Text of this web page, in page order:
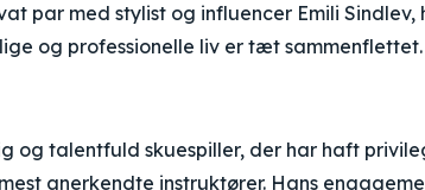
par med stylist og influencer Emili
og professionelle liv er tæt sammenflettet.
og talentfuld skuespiller, der har haft
anerkendte instruktører. Hans